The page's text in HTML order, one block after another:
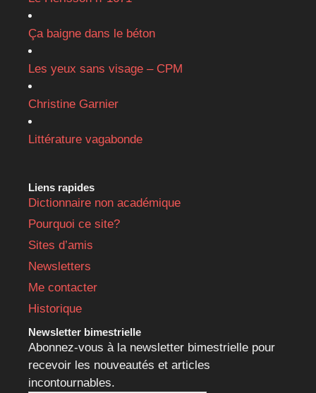
Ça baigne dans le béton
Les yeux sans visage – CPM
Christine Garnier
Littérature vagabonde
Liens rapides
Dictionnaire non académique
Pourquoi ce site?
Sites d’amis
Newsletters
Me contacter
Historique
Newsletter bimestrielle
Abonnez-vous à la newsletter bimestrielle pour
recevoir les nouveautés et articles
incontournables.